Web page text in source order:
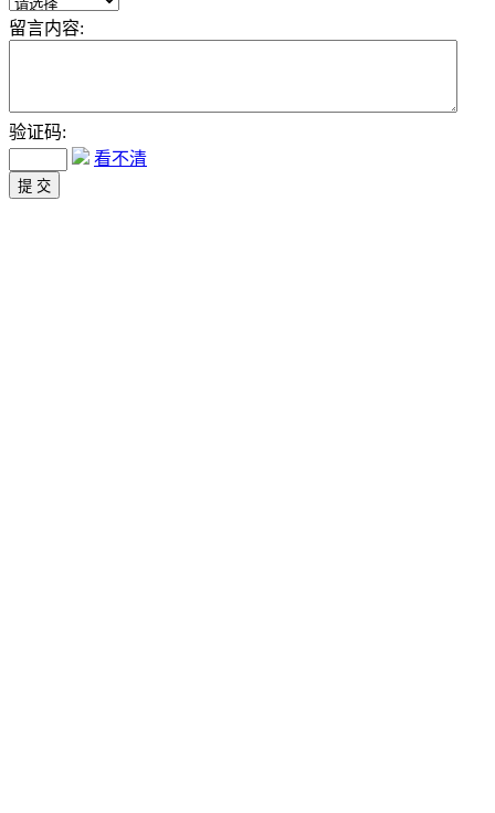
留言内容:
验证码:
看不清